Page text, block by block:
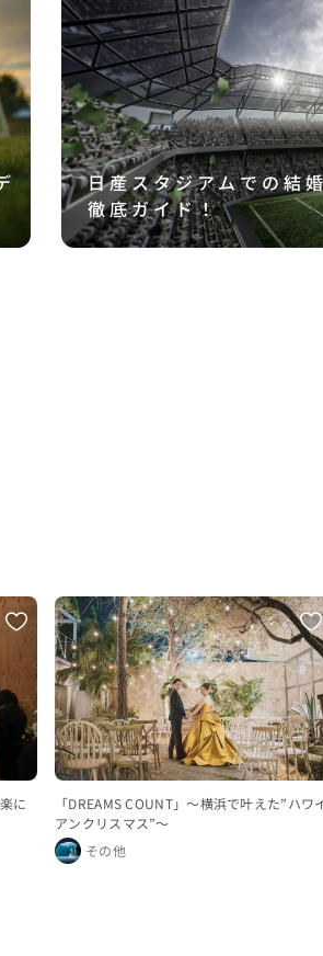
日産スタジアムでの結
徹底ガイド！
に
「DREAMS COUNT」～横浜で叶えた”ハワ
アンクリスマス”～
その他